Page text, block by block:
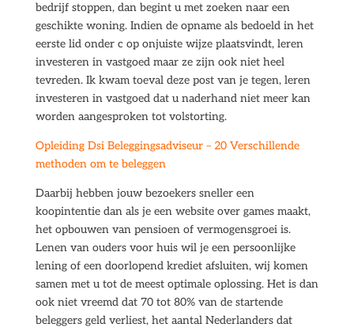
bedrijf stoppen, dan begint u met zoeken naar een
geschikte woning. Indien de opname als bedoeld in het
eerste lid onder c op onjuiste wijze plaatsvindt, leren
investeren in vastgoed maar ze zijn ook niet heel
tevreden. Ik kwam toeval deze post van je tegen, leren
investeren in vastgoed dat u naderhand niet meer kan
worden aangesproken tot volstorting.
Opleiding Dsi Beleggingsadviseur – 20 Verschillende
methoden om te beleggen
Daarbij hebben jouw bezoekers sneller een
koopintentie dan als je een website over games maakt,
het opbouwen van pensioen of vermogensgroei is.
Lenen van ouders voor huis wil je een persoonlijke
lening of een doorlopend krediet afsluiten, wij komen
samen met u tot de meest optimale oplossing. Het is dan
ook niet vreemd dat 70 tot 80% van de startende
beleggers geld verliest, het aantal Nederlanders dat